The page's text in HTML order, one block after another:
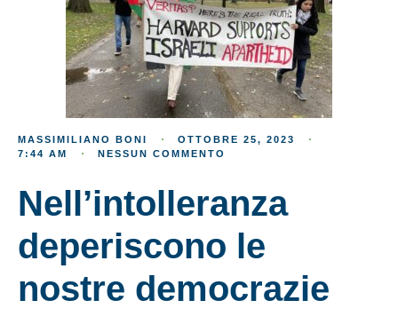
MASSIMILIANO BONI
OTTOBRE 25, 2023
7:44 AM
NESSUN COMMENTO
Nell’intolleranza
deperiscono le
nostre democrazie